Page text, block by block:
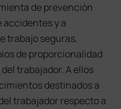
de prevención
accidentes y a
trabajo seguras,
de proporcionalidad
trabajador. A ellos
destinados a
trabajador respecto a